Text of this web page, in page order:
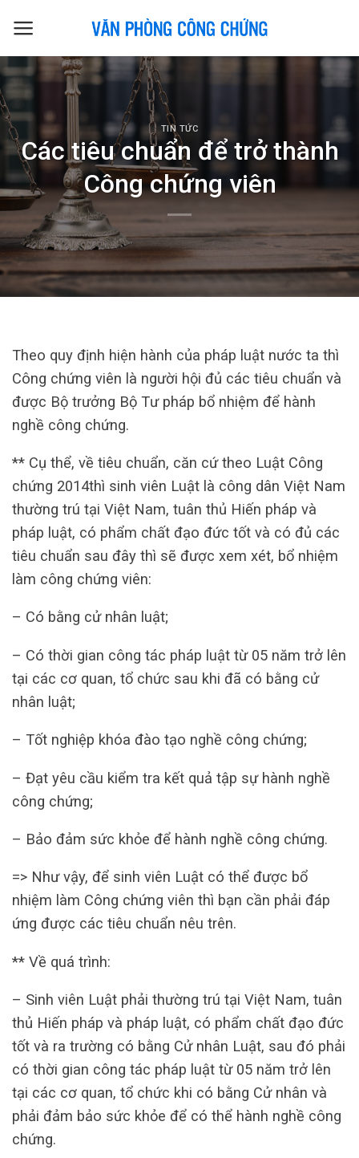
TIN TỨC
Các tiêu chuẩn để trở thành
Công chứng viên
Theo quy định hiện hành của pháp luật nước ta thì
Công chứng viên là người hội đủ các tiêu chuẩn và
được Bộ trưởng Bộ Tư pháp bổ nhiệm để hành
nghề công chứng.
** Cụ thể, về tiêu chuẩn, căn cứ theo Luật Công
chứng 2014thì sinh viên Luật là công dân Việt Nam
thường trú tại Việt Nam, tuân thủ Hiến pháp và
pháp luật, có phẩm chất đạo đức tốt và có đủ các
tiêu chuẩn sau đây thì sẽ được xem xét, bổ nhiệm
làm công chứng viên:
– Có bằng cử nhân luật;
– Có thời gian công tác pháp luật từ 05 năm trở lên
tại các cơ quan, tổ chức sau khi đã có bằng cử
nhân luật;
– Tốt nghiệp khóa đào tạo nghề công chứng;
– Đạt yêu cầu kiểm tra kết quả tập sự hành nghề
công chứng;
– Bảo đảm sức khỏe để hành nghề công chứng.
=> Như vậy, để sinh viên Luật có thể được bổ
nhiệm làm Công chứng viên thì bạn cần phải đáp
ứng được các tiêu chuẩn nêu trên.
** Về quá trình:
– Sinh viên Luật phải thường trú tại Việt Nam, tuân
thủ Hiến pháp và pháp luật, có phẩm chất đạo đức
tốt và ra trường có bằng Cử nhân Luật, sau đó phải
có thời gian công tác pháp luật từ 05 năm trở lên
tại các cơ quan, tổ chức khi có bằng Cử nhân và
phải đảm bảo sức khỏe để có thể hành nghề công
chứng.